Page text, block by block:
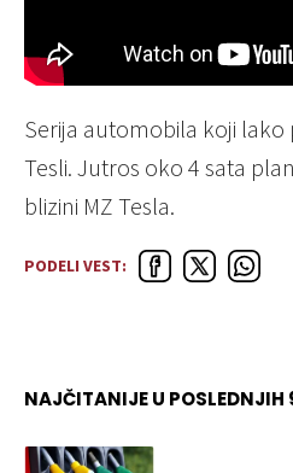
Serija automobila koji lako
Tesli. Jutros oko 4 sata
blizini MZ Tesla.
PODELI VEST:
NAJČITANIJE U POSLEDNJIH